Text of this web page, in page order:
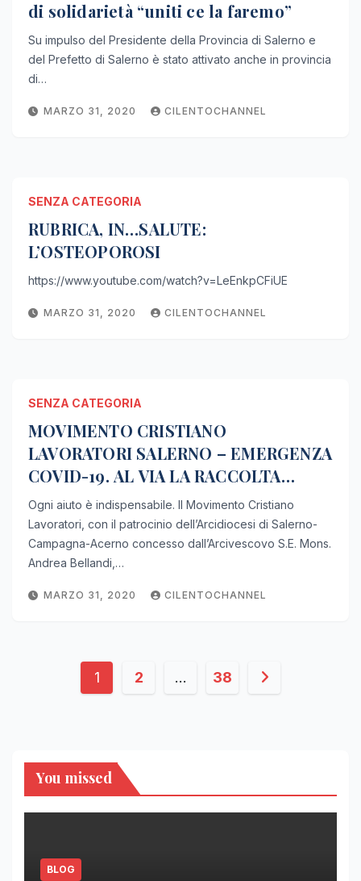
di solidarietà “uniti ce la faremo”
Su impulso del Presidente della Provincia di Salerno e
del Prefetto di Salerno è stato attivato anche in provincia
di…
MARZO 31, 2020 CILENTOCHANNEL
SENZA CATEGORIA
RUBRICA, IN…SALUTE:
L’OSTEOPOROSI
https://www.youtube.com/watch?v=LeEnkpCFiUE
MARZO 31, 2020 CILENTOCHANNEL
SENZA CATEGORIA
MOVIMENTO CRISTIANO
LAVORATORI SALERNO – EMERGENZA
COVID-19. AL VIA LA RACCOLTA
FONDI, CON IL PATROCINIO
DELL’ARCIDIOCESI DI SALERNO-
CAMPAGNA-ACERNO.
Ogni aiuto è indispensabile. Il Movimento Cristiano
Lavoratori, con il patrocinio dell’Arcidiocesi di Salerno-
Campagna-Acerno concesso dall’Arcivescovo S.E. Mons.
Andrea Bellandi,…
MARZO 31, 2020 CILENTOCHANNEL
Paginazione
1 2 … 38
You missed
BLOG